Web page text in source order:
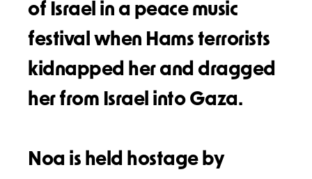
of Israel in a peace music
festival when Hams terrorists
kidnapped her and dragged
her from Israel into Gaza.
Noa is held hostage by